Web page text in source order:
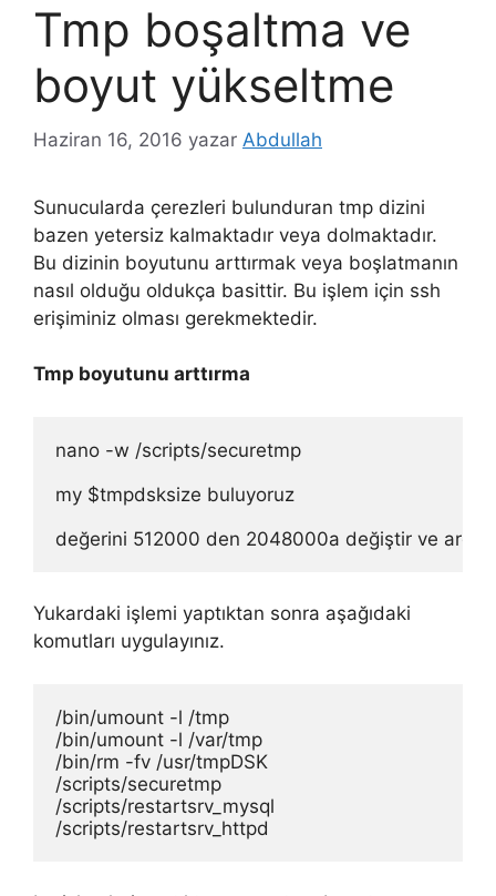
Tmp boşaltma ve
boyut yükseltme
Haziran 16, 2016 yazar Abdullah
Sunucularda çerezleri bulunduran tmp dizini
bazen yetersiz kalmaktadır veya dolmaktadır.
Bu dizinin boyutunu arttırmak veya boşlatmanın
nasıl olduğu oldukça basittir. Bu işlem için ssh
erişiminiz olması gerekmektedir.
Tmp boyutunu arttırma
nano -w /scripts/securetmp
my $tmpdsksize buluyoruz
değerini 512000 den 2048000a değiştir ve
Yukardaki işlemi yaptıktan sonra aşağıdaki
komutları uygulayınız.
/bin/umount -l /tmp
/bin/umount -l /var/tmp
/bin/rm -fv /usr/tmpDSK
/scripts/securetmp
/scripts/restartsrv_mysql
/scripts/restartsrv_httpd